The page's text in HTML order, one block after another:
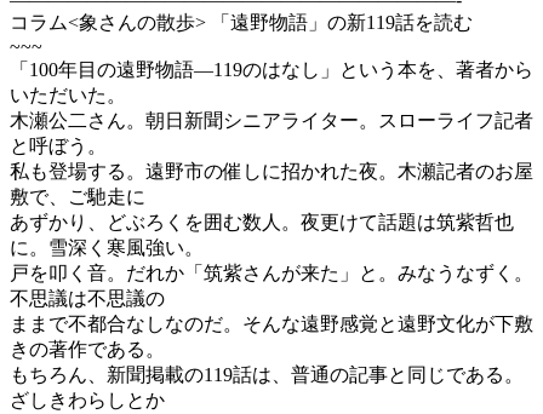
コラム<象さんの散歩> 「遠野物語」の新119話を読む
~~~
「100年目の遠野物語―119のはなし」という本を、著者から
いただいた。
木瀬公二さん。朝日新聞シニアライター。スローライフ記者
と呼ぼう。
私も登場する。遠野市の催しに招かれた夜。木瀬記者のお屋
敷で、ご馳走に
あずかり、どぶろくを囲む数人。夜更けて話題は筑紫哲也
に。雪深く寒風強い。
戸を叩く音。だれか「筑紫さんが来た」と。みなうなずく。
不思議は不思議の
ままで不都合なしなのだ。そんな遠野感覚と遠野文化が下敷
きの著作である。
もちろん、新聞掲載の119話は、普通の記事と同じである。
ざしきわらしとか